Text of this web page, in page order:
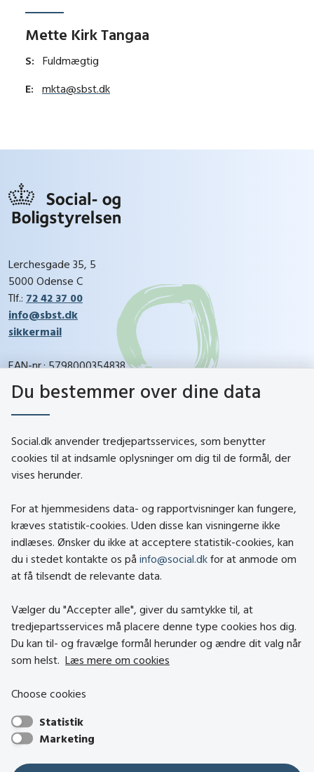
Mette Kirk Tangaa
S:
Fuldmægtig
E:
mkta@sbst.dk
Lerchesgade 35, 5
5000 Odense C
Tlf.: 72 42 37 00
info@sbst.dk
sikkermail
EAN-nr.: 5798000354838
CVR-nr.: 26144698
Kontakt
About social.dk
Tilgængelighedserklæring
Om brugen af cookies
Besøg også
Socialministeriet
Hjælpemiddelbasen
Center mod Menneskehandel
Den Nationale Tolkemyndighed
Du bestemmer over dine data
Social.dk anvender tredjepartsservices, som benytter
cookies til at indsamle oplysninger om dig til de formål, der
vises herunder.
For at hjemmesidens data- og rapportvisninger kan fungere,
kræves statistik-cookies. Uden disse kan visningerne ikke
indlæses. Ønsker du ikke at acceptere statistik-cookies, kan
du i stedet kontakte os på info@social.dk for at anmode om
at få tilsendt de relevante data.
Vælger du "Accepter alle", giver du samtykke til, at
tredjepartsservices må placere denne type cookies hos dig.
Du kan til- og fravælge formål herunder og ændre dit valg når
som helst. Læs mere om cookies
Choose cookies
Statistik
Marketing